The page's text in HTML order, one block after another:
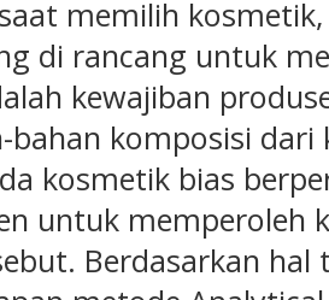
memilih
di rancang untuk
kewajiban
bahan komposisi
kosmetik bias
untuk memperoleh
Berdasarkan